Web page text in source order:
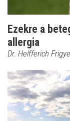
Ezekre a
allergia
Dr. Helfferich